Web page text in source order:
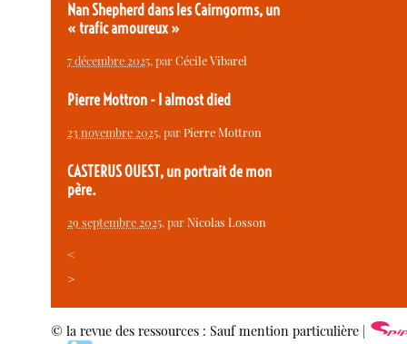
Nan Shepherd dans les Cairngorms, un
« trafic amoureux »
7 décembre 2025, parCécile Vibarel
Pierre Mottron - I almost died
23 novembre 2025, parPierre Mottron
CASTERUS OUEST, un portrait de mon
père.
29 septembre 2025, parNicolas Losson
<
>
© la revue des ressources : Sauf mention particulière |